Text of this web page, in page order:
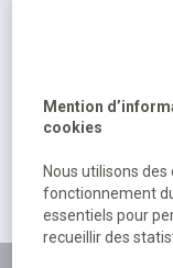
excuser
Mention
cookies
Nous utilisons
fonctionnement
essentiels pour
recueillir des